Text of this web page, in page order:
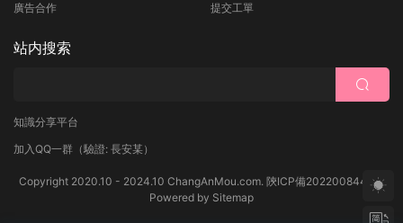
廣告合作
提交工單
站内搜索
知識分享平台
加入QQ一群 （驗證: 長安某）
Copyright 2020.10 - 2024.10 ChangAnMou.com. 陝ICP備2022008444号
Powered by Sitemap